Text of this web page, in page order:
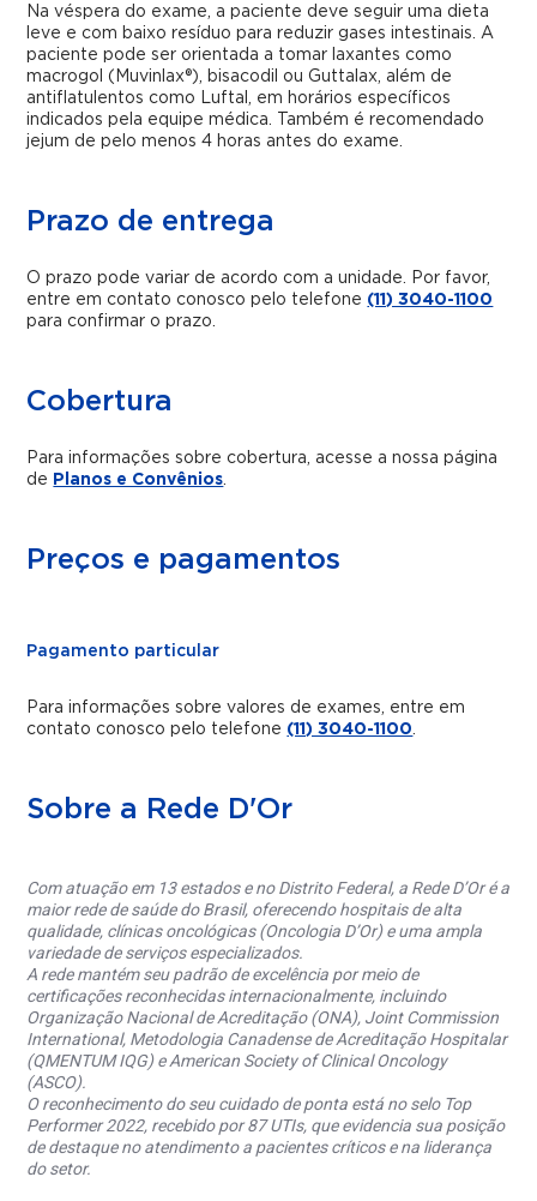
Na véspera do exame, a paciente deve seguir uma dieta
leve e com baixo resíduo para reduzir gases intestinais. A
paciente pode ser orientada a tomar laxantes como
macrogol (Muvinlax®), bisacodil ou Guttalax, além de
antiflatulentos como Luftal, em horários específicos
indicados pela equipe médica. Também é recomendado
jejum de pelo menos 4 horas antes do exame.
Prazo de entrega
O prazo pode variar de acordo com a unidade. Por favor,
entre em contato conosco pelo telefone (11) 3040-1100
para confirmar o prazo.
Cobertura
Para informações sobre cobertura, acesse a nossa página
de Planos e Convênios.
Preços e pagamentos
Pagamento particular
Para informações sobre valores de exames, entre em
contato conosco pelo telefone (11) 3040-1100.
Sobre a Rede D'Or
Com atuação em 13 estados e no Distrito Federal, a Rede D’Or é a
maior rede de saúde do Brasil, oferecendo hospitais de alta
qualidade, clínicas oncológicas (Oncologia D’Or) e uma ampla
variedade de serviços especializados.
A rede mantém seu padrão de excelência por meio de
certificações reconhecidas internacionalmente, incluindo
Organização Nacional de Acreditação (ONA), Joint Commission
International, Metodologia Canadense de Acreditação Hospitalar
(QMENTUM IQG) e American Society of Clinical Oncology
(ASCO).
O reconhecimento do seu cuidado de ponta está no selo Top
Performer 2022, recebido por 87 UTIs, que evidencia sua posição
de destaque no atendimento a pacientes críticos e na liderança
do setor.